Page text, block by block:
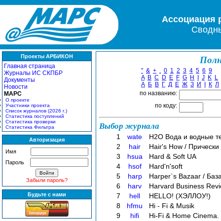
Ассоциация
Проекты АРБИКОН
Главная страница
Журналы ИС СКПБР
Документы
Новости
МАРС
О проекте
Участники проекта
Список журналов (2026 г.)
Статистика поступлений
Статистика проверки
Статистика Фильтра
Авторизация
Имя
Пароль
Забыли пароль?
Будьте с нами
" & + . 0 1 2 3 4 5 6 9
A B C D E F G H J K L
А Б В Г Д Е Ж З И К Л
по названию:
по коду:
Выбор журнала
1 wate
H2O Вода и водные
2
hair
Hair's How /
3
hsua
Hard & Soft UA
4
hsof
Hard'n'soft
5
harp
Harper`s Bazaar /
6
harv
Harvard Business
7
hell
HELLO! (ХЭЛЛОУ!)
8
hfmu
Hi - Fi & Musik
9
hifi Hi-Fi & Home